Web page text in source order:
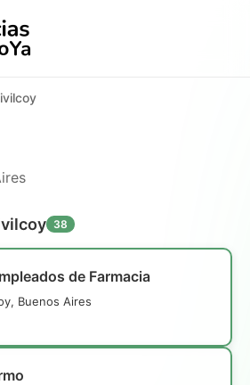
38
de Farmacia
Buenos Aires